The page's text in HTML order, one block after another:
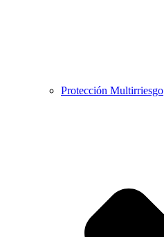
Protección Multirriesgo